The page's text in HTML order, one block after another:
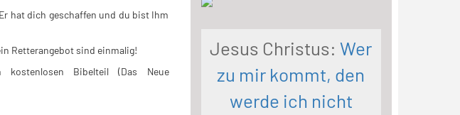
hat dich geschaffen und du bist Ihm
Retterangebot sind einmalig!
Bibelteil (Das Neue
Jesus Christus: Wer
zu mir kommt, den
werde ich nicht